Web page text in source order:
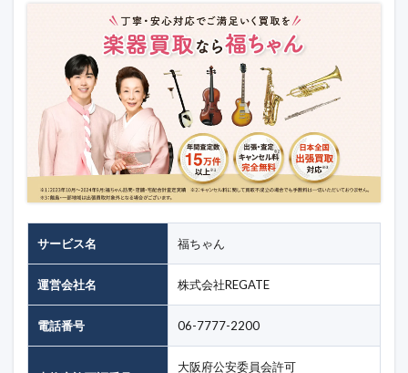
サービス名 福ちゃん
運営会社名 株式会社REGATE
電話番号 06-7777-2200
大阪府公安委員会許可